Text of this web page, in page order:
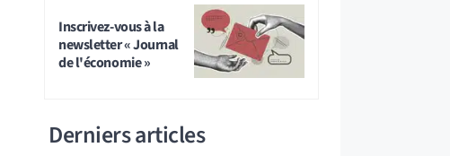
Inscrivez-vous à la
newsletter « Journal
de l'économie »
Derniers articles